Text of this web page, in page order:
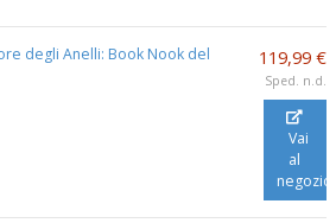
119,99 €
Sped. n.d.
Vai
al
negozio